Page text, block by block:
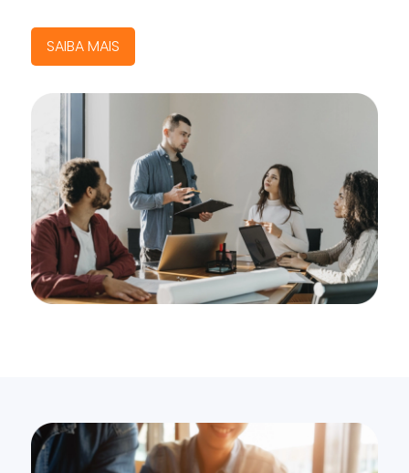
SAIBA MAIS